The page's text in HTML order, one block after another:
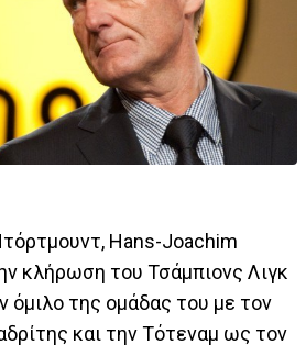
Hans-Joachim
κλήρωση του Τσάμπιονς Λιγκ
όμιλο της ομάδας του με τον
και την Τότεναμ ως τον